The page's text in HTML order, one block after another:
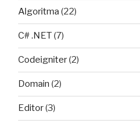
Algoritma (22)
C# .NET(7)
Codeigniter(2)
Domain (2)
Editor(3)